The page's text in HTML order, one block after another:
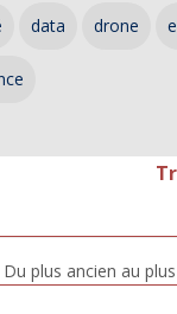
data drone
Du plus ancien au